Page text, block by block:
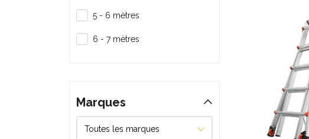
5 - 6 mètres
6 - 7 mètres
Marques